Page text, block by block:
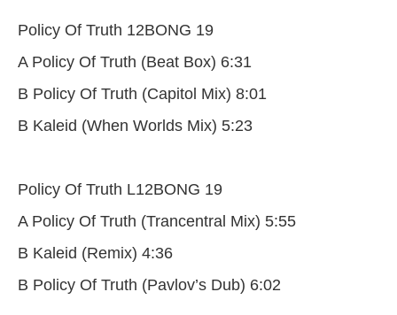
Policy Of Truth 12BONG 19
A Policy Of Truth (Beat Box) 6:31
B Policy Of Truth (Capitol Mix) 8:01
B Kaleid (When Worlds Mix) 5:23
Policy Of Truth L12BONG 19
A Policy Of Truth (Trancentral Mix) 5:55
B Kaleid (Remix) 4:36
B Policy Of Truth (Pavlov’s Dub) 6:02